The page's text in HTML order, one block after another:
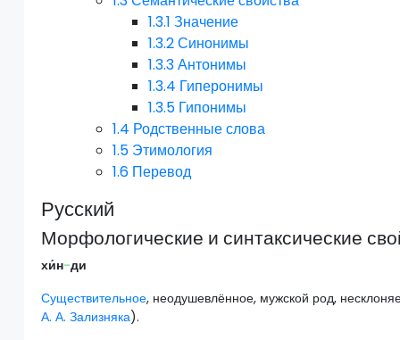
1.3.1 Значение
1.3.2Синонимы
1.3.3Антонимы
1.3.4 Гиперонимы
1.3.5 Гипонимы
1.4 Родственные слова
1.5 Этимология
1.6 Перевод
Русский
Морфологические и синтаксические
хи́н-ди
Существительное, неодушевлённое, мужской род,
А. А. Зализняка).